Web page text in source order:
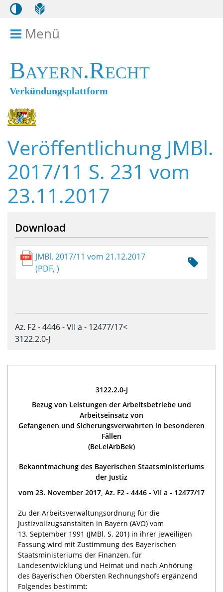
Menü
Bayern.Recht
Verkündungsplattform
Veröffentlichung JMBl.
2017/11 S. 231 vom
23.11.2017
Download
JMBl. 2017/11 vom 21.12.2017
(PDF, )
Az. F2 - 4446 - VII a - 12477/17<
3122.2.0-J
3122.2.0-J
Bezug von Leistungen der Arbeitsbetriebe und
Arbeitseinsatz von
Gefangenen und Sicherungsverwahrten in besonderen
Fällen
(BeLeiArbBek)
Bekanntmachung des Bayerischen Staatsministeriums
der Justiz
vom 23. November 2017, Az. F2 - 4446 - VII a - 12477/17
Zu der Arbeitsverwaltungsordnung für die
Justizvollzugsanstalten in Bayern (AVO) vom
13. September 1991 (JMBl. S. 201) in ihrer jeweiligen
Fassung wird mit Zustimmung des Bayerischen
Staatsministeriums der Finanzen, für
Landesentwicklung und Heimat und nach Anhörung
des Bayerischen Obersten Rechnungshofs ergänzend
Folgendes bestimmt: